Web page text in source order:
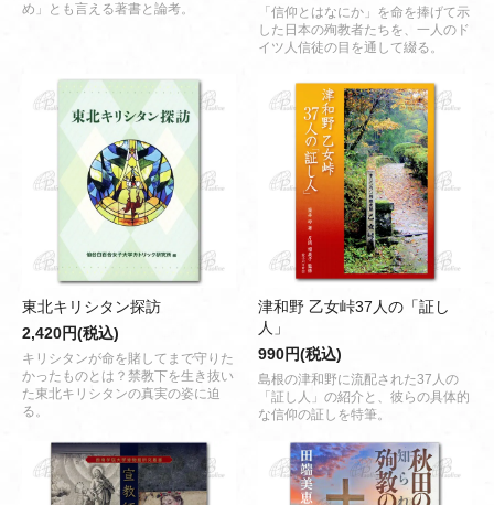
め」とも言える著書と論考。
「信仰とはなにか」を命を捧げて示
した日本の殉教者たちを、一人のド
イツ人信徒の目を通して綴る。
東北キリシタン探訪
2,420円(税込)
キリシタンが命を賭してまで守りた
かったものとは？禁教下を生き抜い
た東北キリシタンの真実の姿に迫
る。
津和野 乙女峠37人の「証し
人」
990円(税込)
島根の津和野に流配された37人の
「証し人」の紹介と、彼らの具体的
な信仰の証しを特筆。